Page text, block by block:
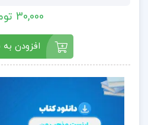
30,000 تومان
افزودن